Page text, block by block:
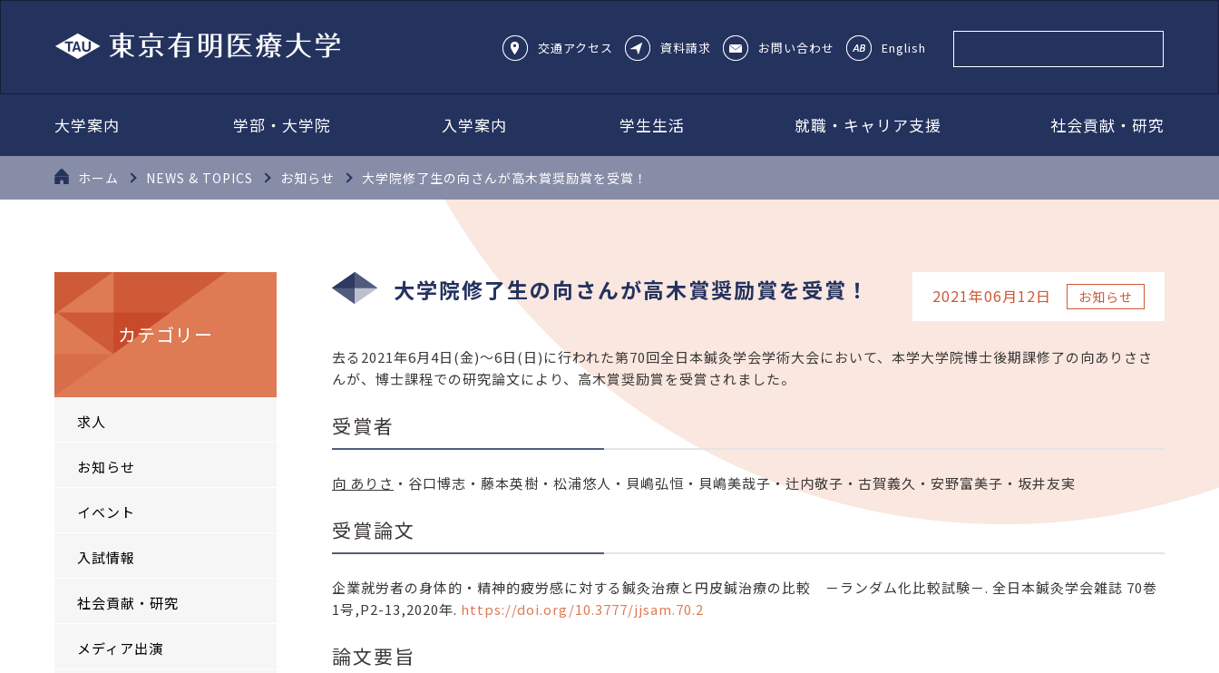
交通アクセス 資料請求 お問い合わせ English
大学案内 学部・大学院 入学案内 学生生活 就職・キャリア支援 社会貢献・研究
ホーム NEWS & TOPICS お知らせ 大学院修了生の向さんが高木賞奨励賞を受賞！
カテゴリー
求人
お知らせ
イベント
入試情報
社会貢献・研究
メディア出演
大学院修了生の向さんが高木賞奨励賞を受賞！ 2021年06月12日 お知らせ
去る2021年6月4日(金)～6日(日)に行われた第70回全日本鍼灸学会学術大会において、本学大学院博士後期課修了の向ありささ
んが、博士課程での研究論文により、高木賞奨励賞を受賞されました。
受賞者
向 ありさ ・谷口博志・藤本英樹・松浦悠人・貝嶋弘恒・貝嶋美哉子・辻内敬子・古賀義久・安野富美子・坂井友実
受賞論文
企業就労者の身体的・精神的疲労感に対する鍼灸治療と円皮鍼治療の比較 －ランダム化比較試験－. 全日本鍼灸学会雑誌 70巻
1号,P2-13,2020年. https://doi.org/10.3777/jjsam.70.2
論文要旨